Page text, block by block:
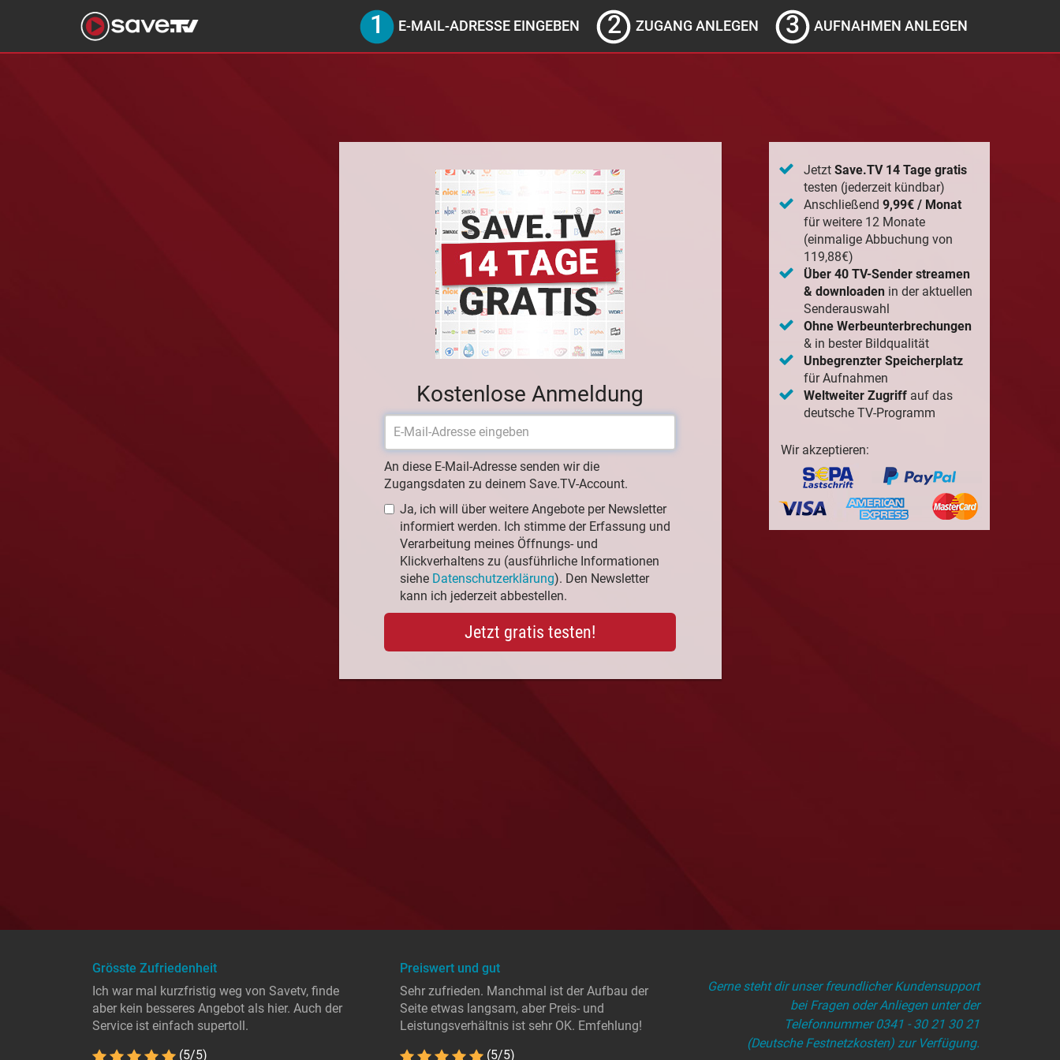
E-MAIL-ADRESSE EINGEBEN ZUGANG ANLEGEN AUFNAHMEN ANLEGEN
Kostenlose Anmeldung
An diese E-Mail-Adresse senden wir die
Zugangsdaten zu deinem Save.TV-Account.
Ja, ich will über weitere Angebote per Newsletter
informiert werden. Ich stimme der Erfassung und
Verarbeitung meines Öffnungs- und
Klickverhaltens zu (ausführliche Informationen
siehe Datenschutzerklärung). Den Newsletter
kann ich jederzeit abbestellen.
Jetzt gratis testen!
Jetzt Save.TV 14 Tage gratis
testen (jederzeit kündbar)
Anschließend 9,99€ / Monat
für weitere 12 Monate
(einmalige Abbuchung von
119,88€)
Über 40 TV-Sender streamen
& downloadenin der aktuellen
Senderauswahl
Ohne Werbeunterbrechungen
& in bester Bildqualität
Unbegrenzter Speicherplatz
für Aufnahmen
Weltweiter Zugriffauf das
deutsche TV-Programm
Wir akzeptieren:
Grösste Zufriedenheit
Ich war mal kurzfristig weg von Savetv, finde
aber kein besseres Angebot als hier. Auch der
Service ist einfach supertoll.
(5/5)
Preiswert und gut
Sehr zufrieden. Manchmal ist der Aufbau der
Seite etwas langsam, aber Preis- und
Leistungsverhältnis ist sehr OK. Emfehlung!
(5/5)
Gerne steht dir unser freundlicher Kundensupport
bei Fragen oder Anliegen unter der
Telefonnummer 0341 - 30 21 30 21
(Deutsche Festnetzkosten) zur Verfügung.